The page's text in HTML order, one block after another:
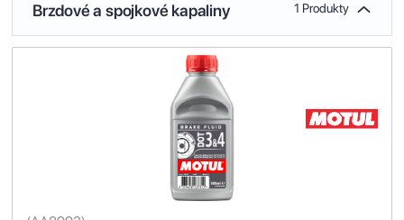
Brzdové a spojkové kapaliny 1 Produkty